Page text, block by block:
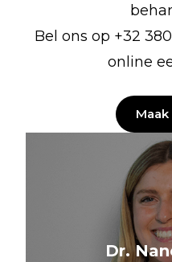
Bel ons op +32
online
Dr.